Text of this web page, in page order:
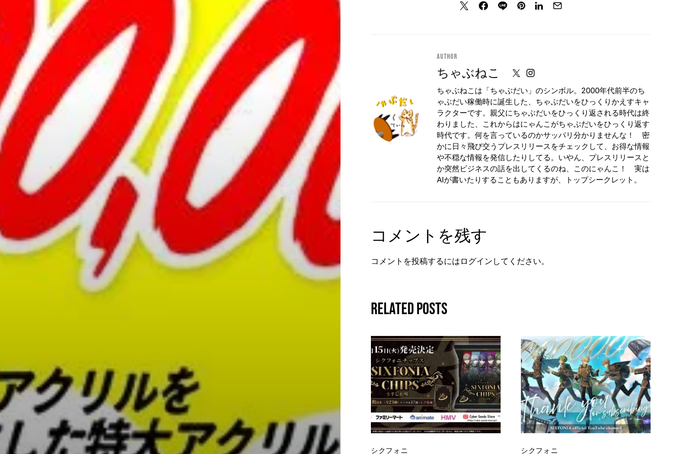
Author
ちゃぶねこ
ちゃぶねこは「ちゃぶだい」のシンボル。2000年代前半のち
ゃぶだい稼働時に誕生した、ちゃぶだいをひっくりかえすキャ
ラクターです。親父にちゃぶだいをひっくり返される時代は終
わりました、これからはにゃんこがちゃぶだいをひっくり返す
時代です。何を言っているのかサッパリ分かりませんな！ 密
かに日々飛び交うプレスリリースをチェックして、お得な情報
や不穏な情報を発信したりしてる。いやん、プレスリリースと
か突然ビジネスの話を出してくるのね、このにゃんこ！ 実は
AIが書いたりすることもありますが、トップシークレット。
コメントを残す
コメントを投稿するには ログイン してください。
Related Posts
シクフォニ シクフォニ